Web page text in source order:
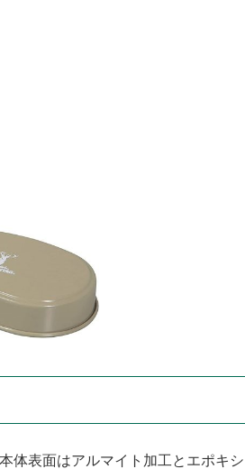
体表面はアルマイト加工とエポキシ